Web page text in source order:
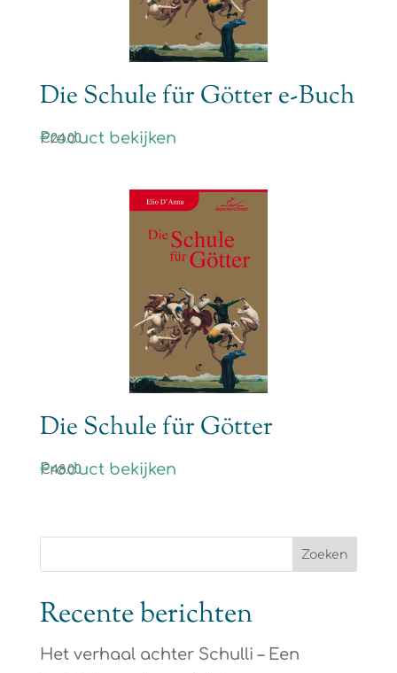
Die Schule für Götter e-Buch
€24.00
Product bekijken
Die Schule für Götter
€48.00
Product bekijken
Recente berichten
Het verhaal achter Schulli – Een